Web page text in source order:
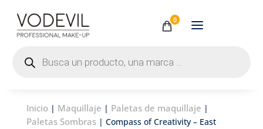
0
productos
Inicio| Maquillaje | Paletas de maquillaje |
Paletas Sombras| Compass of Creativity – East